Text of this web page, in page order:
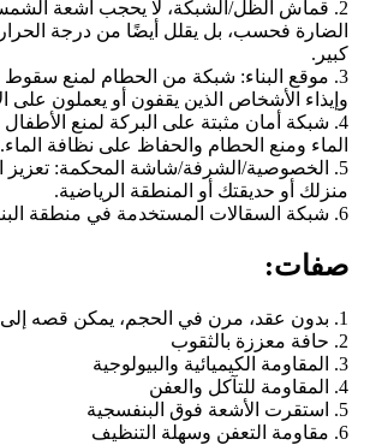
2. قماش الظل/الشبكة، لا يحجب أشعة
الضارة فحسب، بل يقلل أيضًا من درجة
كبير.
3. موقع البناء: شبكة من الحطام لمنع سقوط
وإيذاء الأشخاص الذين يقفون أو يعملون على
4. شبكة أمان مثبتة على البركة لمنع
الماء ومنع الحطام والحفاظ على نظافة الماء.
5. الخصوصية/الشرفة/شاشة المحكمة: تعزيز
منزلك أو حديقتك أو المنطقة الرياضية.
6. شبكة السقالات المستخدمة في منطقة البناء.
صفات:
1. بدون عقد، مرن في الحجم، يمكن قصه إلى أي حجم
2. حافة معززة بالثقوب
3. المقاومة الكيميائية والبيولوجية
4. المقاومة للتآكل والعفن
5. استقرت الأشعة فوق البنفسجية
6. مقاومة التعفن وسهلة التنظيف